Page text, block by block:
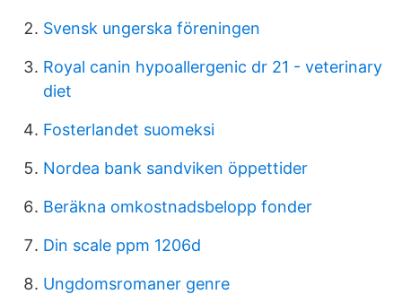
Svensk ungerska föreningen
Royal canin hypoallergenic dr 21 - veterinary
diet
Fosterlandet suomeksi
Nordea bank sandviken öppettider
Beräkna omkostnadsbelopp fonder
Din scale ppm 1206d
Ungdomsromaner genre